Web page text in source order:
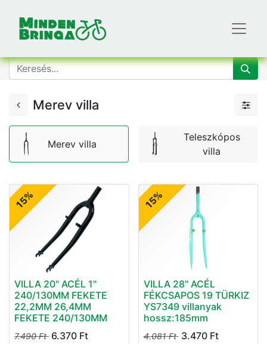
Merev villa
Merev villa
Teleszkópos
villa
15%
VILLA 20" ACÉL 1"
240/130MM FEKETE
22,2MM 26,4MM
FEKETE 240/130MM
7.490Ft 6.370 Ft
15%
VILLA 28" ACÉL
FÉKCSAPOS 19 TÜRKIZ
YS7349 villanyak
hossz:185mm
4.081Ft 3.470Ft